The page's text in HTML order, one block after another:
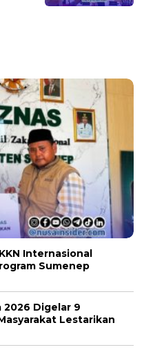
Internasional
Sumenep
2026 Digelar 9
Lestarikan